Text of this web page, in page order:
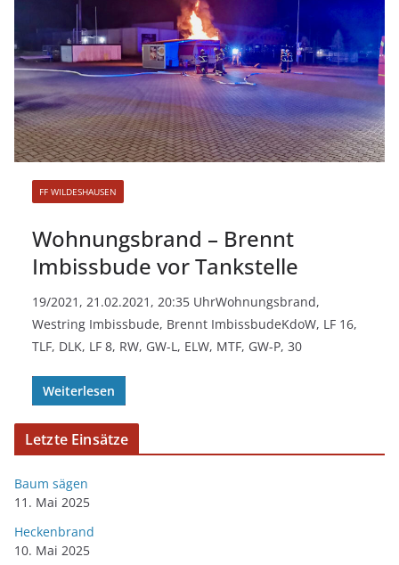
FF WILDESHAUSEN
Wohnungsbrand – Brennt
Imbissbude vor Tankstelle
19/2021, 21.02.2021, 20:35 UhrWohnungsbrand,
Westring Imbissbude, Brennt ImbissbudeKdoW, LF 16,
TLF, DLK, LF 8, RW, GW-L, ELW, MTF, GW-P, 30
Weiterlesen
Letzte Einsätze
Baum sägen
11. Mai 2025
Heckenbrand
10. Mai 2025